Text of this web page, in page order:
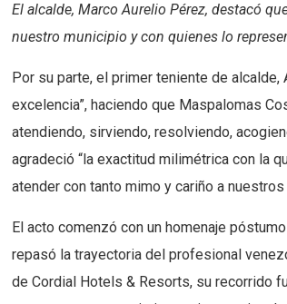
El alcalde, Marco Aurelio Pérez, destacó
nuestro municipio y con quienes lo
Por su parte, el primer teniente de
excelencia”, haciendo que Maspalomas
atendiendo, sirviendo, resolviendo,
agradeció “la exactitud milimétrica con la
atender con tanto mimo y cariño a
El acto comenzó con un homenaje
repasó la trayectoria del profesional
de Cordial Hotels & Resorts, su recorrido